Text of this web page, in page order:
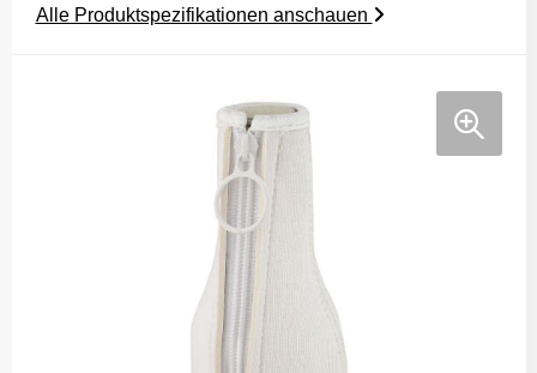
Alle Produktspezifikationen anschauen